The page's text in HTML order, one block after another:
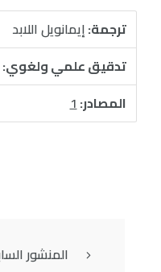
ترجمة:إيمانويل اللابد
تدقيق علمي ولغوي:
المصادر:1
المنشور